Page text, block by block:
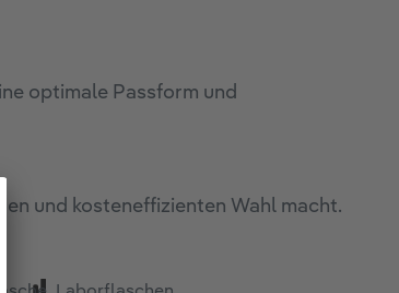
optimale Passform und
und kosteneffizienten Wahl macht.